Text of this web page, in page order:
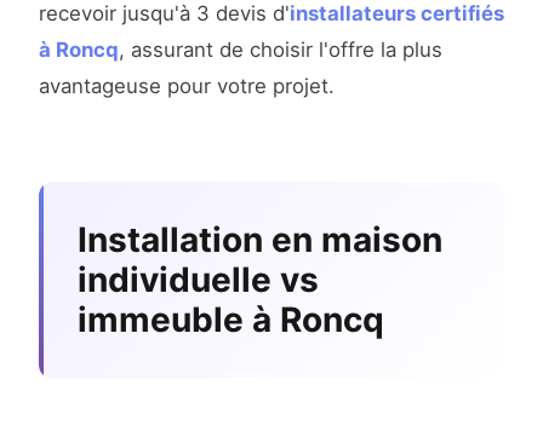
recevoir jusqu'à 3 devis d'installateurs certifiés
à Roncq, assurant de choisir l'offre la plus
avantageuse pour votre projet.
Installation en maison
individuelle vs
immeuble à Roncq